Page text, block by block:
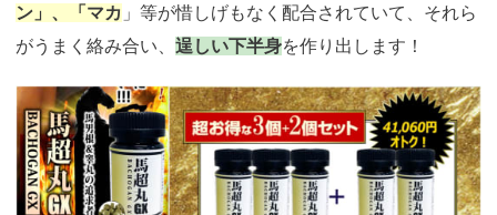
ン」、「マカ 」等が惜しげもなく配合されていて、それら
がうまく絡み合い、 逞しい下半身を作り出します！
https://fam-
ad.com/ad/p/r?
_site=67781&_article=22578